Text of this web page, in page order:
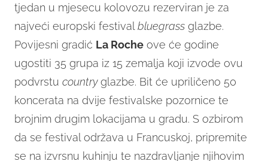
tjedan u mjesecu kolovozu rezerviran je za
najveći europski festivalbluegrass glazbe.
Povijesni gradić La Roche ove će godine
ugostiti 35 grupa iz 15 zemalja koji izvode ovu
podvrstu countryglazbe. Bit će upriličeno 50
koncerata na dvije festivalske pozornice te
brojnim drugim lokacijama u gradu. S ozbirom
da se festival održava u Francuskoj, pripremite
se na izvrsnu kuhinju te nazdravljanje njihovim